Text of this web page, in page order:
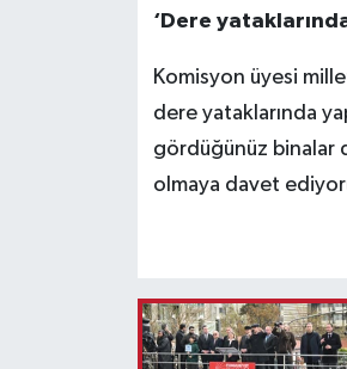
‘Dere
Komisyon üyesi
dere yataklarında
gördüğünüz binalar
olmaya davet